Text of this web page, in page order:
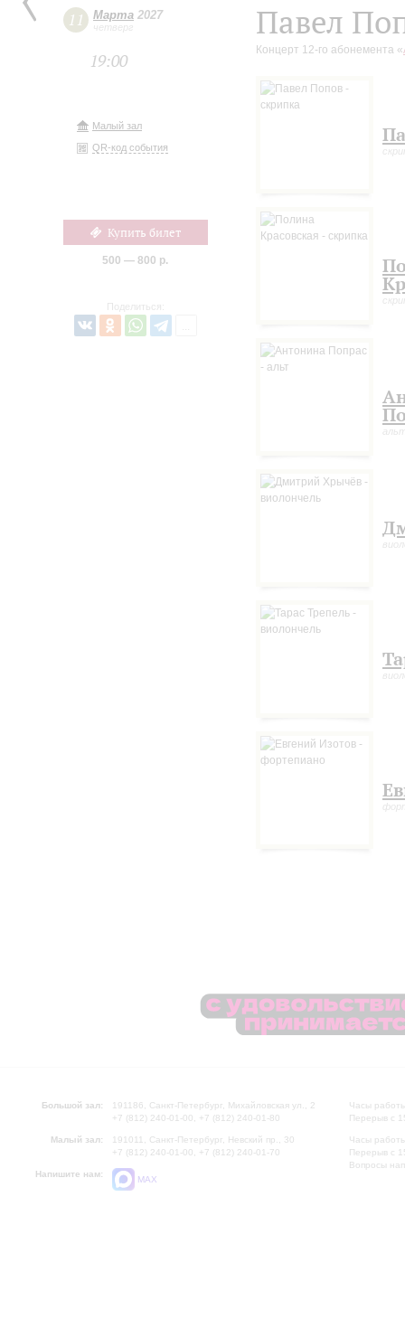
11 Марта 2027
четверг
19:00
Малый зал
QR-код события
Купить билет
500 — 800 р.
Поделиться:
Павел
Концерт 12-го абонемента «
Большой зал:
191186, Санкт-Петербург, Михайловская ул., 2
+7 (812) 240-01-00, +7 (812) 240-01-80
Малый зал:
191011, Санкт-Петербург, Невский пр., 30
+7 (812) 240-01-00, +7 (812) 240-01-70
Напишите нам:
MAX
Часы
Перерыв с
Часы
Перерыв с
Вопросы